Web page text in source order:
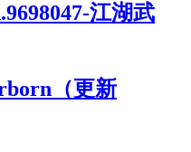
江湖武
（更新